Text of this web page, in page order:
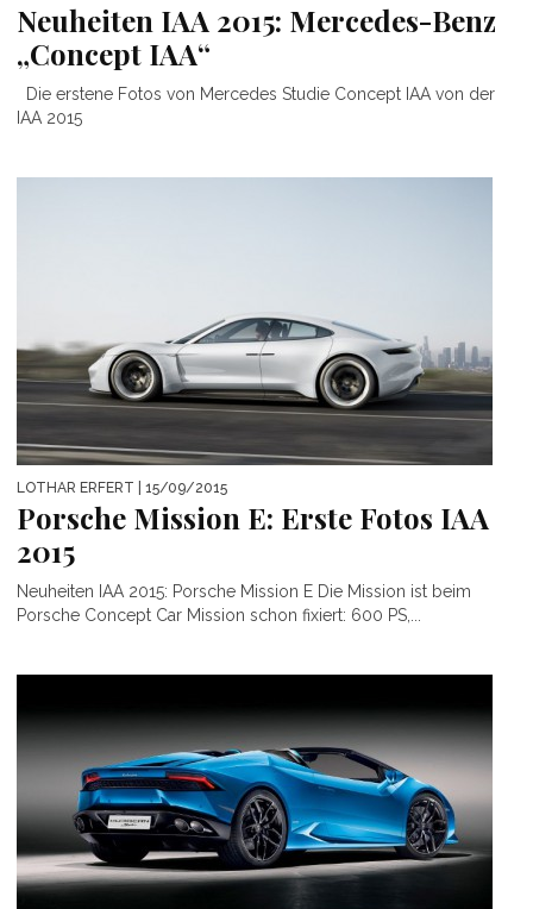
Neuheiten IAA 2015: Mercedes-Benz
„Concept IAA“
Die erstene Fotos von Mercedes Studie Concept IAA von der
IAA 2015
LOTHAR ERFERT | 15/09/2015
Porsche Mission E: Erste Fotos IAA
2015
Neuheiten IAA 2015: Porsche Mission E Die Mission ist beim
Porsche Concept Car Mission schon fixiert: 600 PS,...